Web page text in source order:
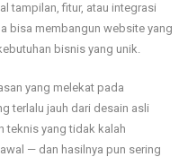
tampilan, fitur, atau integrasi
bisa membangun website yang
bisnis yang unik.
yang melekat pada
terlalu jauh dari desain asli
teknis yang tidak kalah
— dan hasilnya pun sering